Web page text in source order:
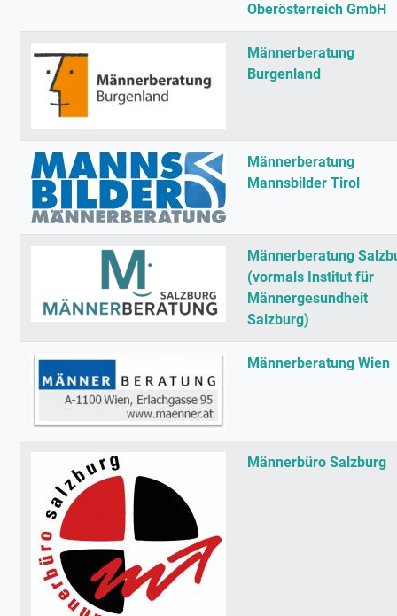
Oberösterreich GmbH
Männerberatung
Burgenland
Männerberatung
Mannsbilder Tirol
Männerberatung
(vormals Institut für
Männergesundheit
Salzburg)
Männerberatung Wien
Männerbüro Salzburg